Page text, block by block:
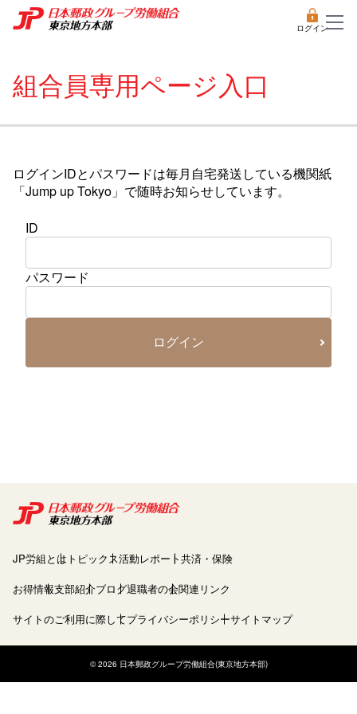
ログイン
組合員専用ページ入口
ログインIDとパスワードは毎月自宅発送している機関紙
「Jump up Tokyo」で随時お知らせしています。
ID
パスワード
ログイン
JP労組とは トピックス活動レポート共済・保険
お得情報支部紹介ブログ退職者の会関連リンク
サイトのご利用に際してプライバシーポリシーサイトマップ
© 2026 日本郵政グループ労働組合(東京地方本部)